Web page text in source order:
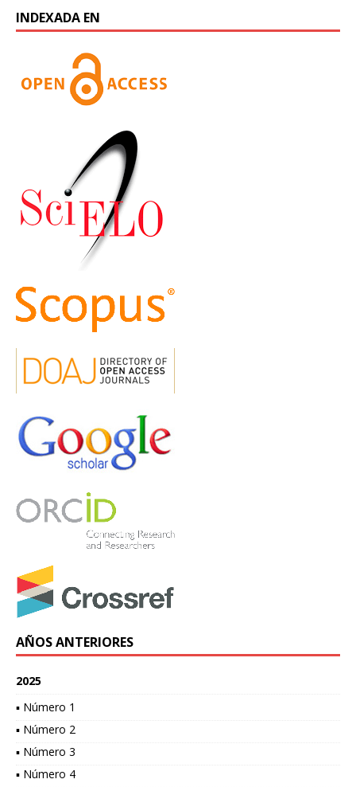
INDEXADA EN
AÑOS ANTERIORES
2025
▪ Número 1
▪ Número 2
▪ Número 3
▪ Número 4